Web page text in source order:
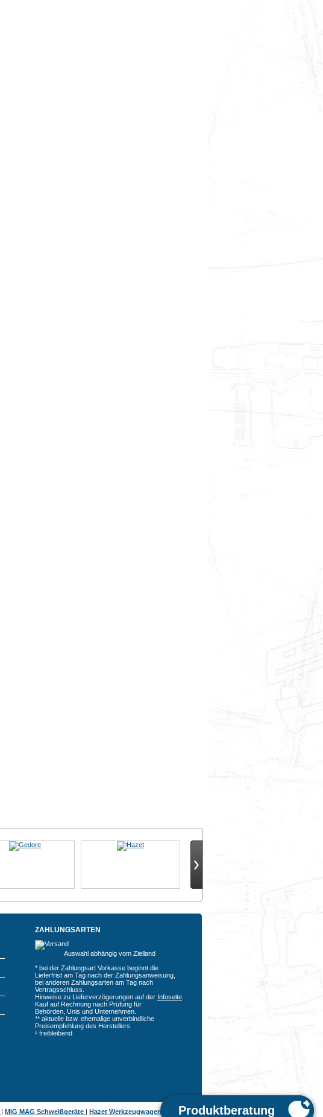
ZAHLUNGSARTEN
Auswahl abhängig vom Zielland
* bei der Zahlungsart Vorkasse beginnt die
Lieferfrist am Tag nach der Zahlungsanweisung,
bei anderen Zahlungsarten am Tag nach
Vertragsschluss.
Hinweise zu Lieferverzögerungen auf der Infoseite
Kauf auf Rechnung nach Prüfung für
Behörden, Unis und Unternehmen.
** aktuelle bzw. ehemalige unverbindliche
Preisempfehlung des Herstellers
¹ freibleibend
| MIG MAG Schweißgeräte | Hazet Werkzeugwagen